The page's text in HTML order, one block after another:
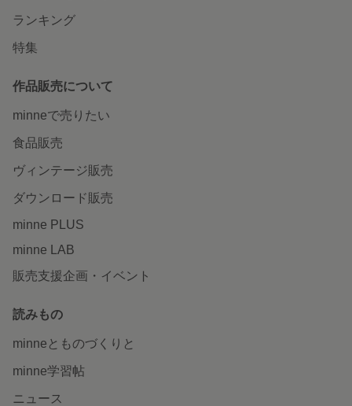
ランキング
特集
作品販売について
minneで売りたい
食品販売
ヴィンテージ販売
ダウンロード販売
minne PLUS
minne LAB
販売支援企画・イベント
読みもの
minneとものづくりと
minne学習帖
ニュース